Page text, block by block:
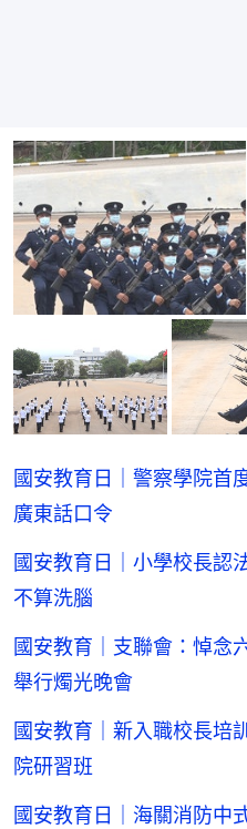
國安教育日｜警察學院
廣東話口令
國安教育日｜小學校長認
不算洗腦
國安教育｜支聯會：悼
舉行燭光晚會
國安教育｜新入職校長
院研習班
國安教育日｜海關消防